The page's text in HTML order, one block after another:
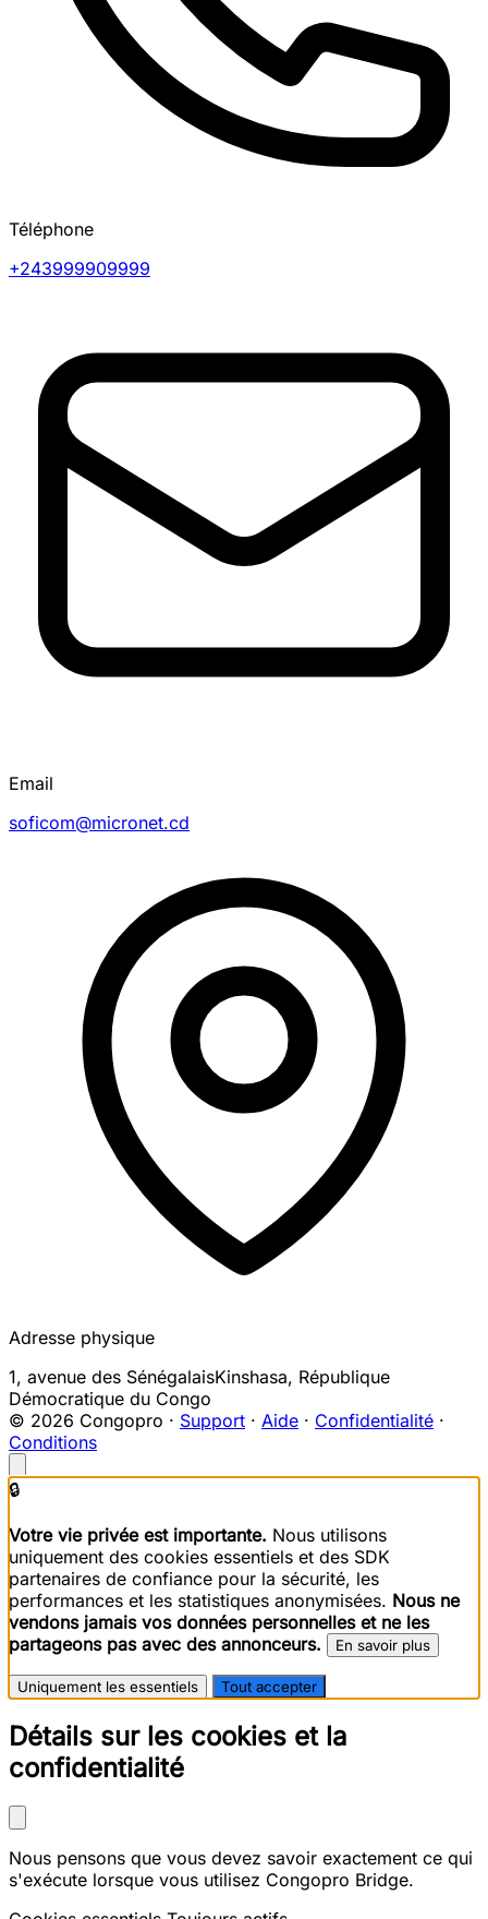
Téléphone
+243999909999
Email
soficom@micronet.cd
Adresse physique
1, avenue des SénégalaisKinshasa, République
Démocratique du Congo
© 2026 Congopro · Support · Aide · Confidentialité ·
Conditions
🔒
Votre vie privée est importante. Nous utilisons
uniquement des cookies essentiels et des SDK
partenaires de confiance pour la sécurité, les
performances et les statistiques anonymisées. Nous ne
vendons jamais vos données personnelles et ne les
partageons pas avec des annonceurs.
En savoir plus
Uniquement les essentiels Tout accepter
Détails sur les cookies et la
confidentialité
Nous pensons que vous devez savoir exactement ce qui
s'exécute lorsque vous utilisez Congopro Bridge.